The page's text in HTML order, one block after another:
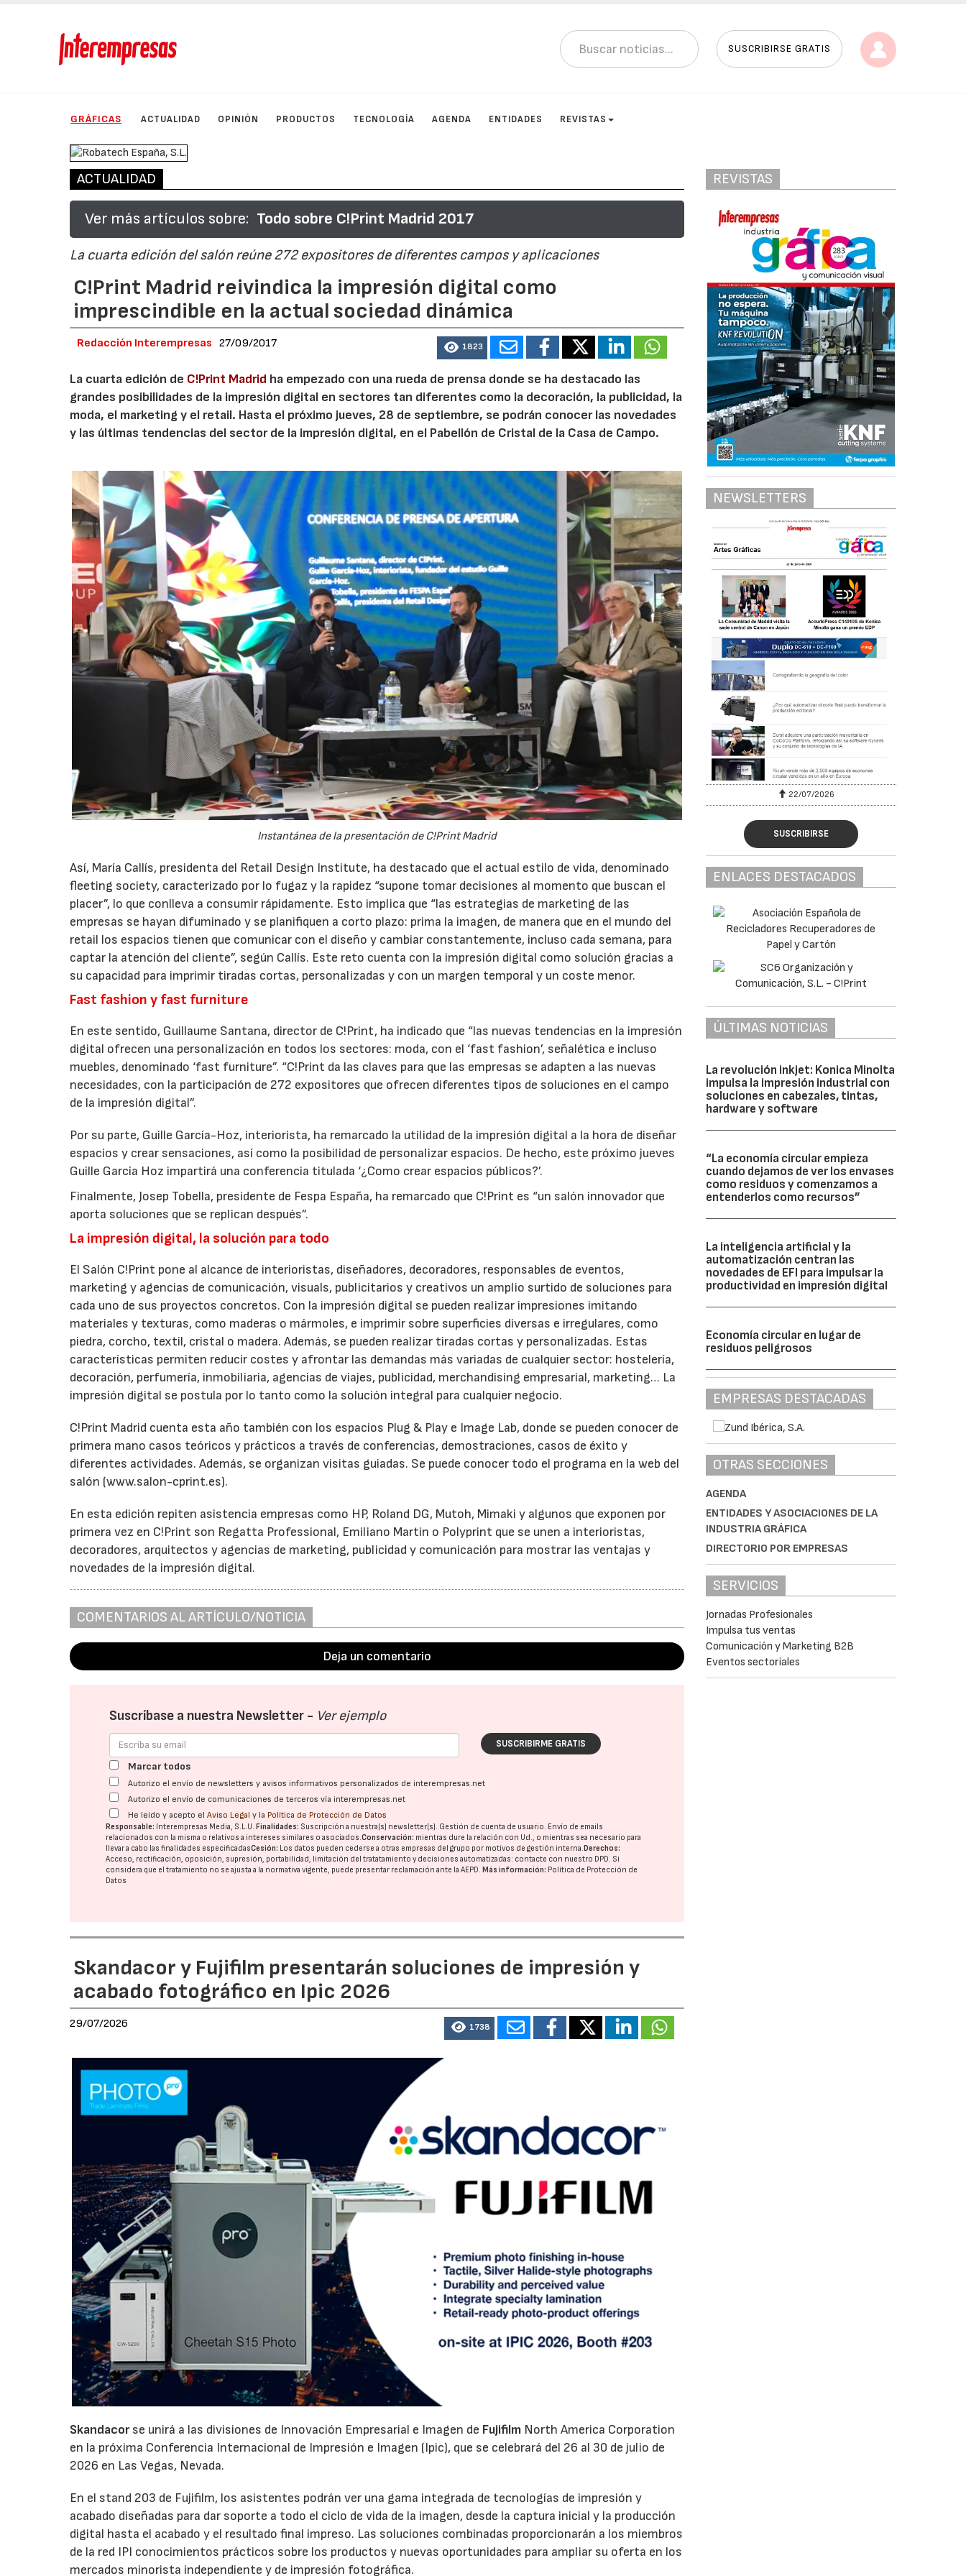
SUSCRIBIRSE GRATIS
GRÁFICAS ACTUALIDAD OPINIÓN PRODUCTOS TECNOLOGÍA AGENDA ENTIDADES REVISTAS
ACTUALIDAD
Ver más artículos sobre: Todo sobre C!Print Madrid 2017
La cuarta edición del salón reúne 272 expositores de diferentes campos y aplicaciones
C!Print Madrid reivindica la impresión digital como
imprescindible en la actual sociedad dinámica
Redacción Interempresas 27/09/2017 1823
La cuarta edición de C!Print Madrid ha empezado con una rueda de prensa donde se ha destacado las
grandes posibilidades de la impresión digital en sectores tan diferentes como la decoración, la publicidad, la
moda, el marketing y el retail. Hasta el próximo jueves, 28 de septiembre, se podrán conocer las novedades
y las últimas tendencias del sector de la impresión digital, en el Pabellón de Cristal de la Casa de Campo.
Instantánea de la presentación de C!Print Madrid
Así, María Callís, presidenta del Retail Design Institute, ha destacado que el actual estilo de vida, denominado
fleeting society, caracterizado por lo fugaz y la rapidez “supone tomar decisiones al momento que buscan el
placer”, lo que conlleva a consumir rápidamente. Esto implica que “las estrategias de marketing de las
empresas se hayan difuminado y se planifiquen a corto plazo: prima la imagen, de manera que en el mundo del
retail los espacios tienen que comunicar con el diseño y cambiar constantemente, incluso cada semana, para
captar la atención del cliente”, según Callís. Este reto cuenta con la impresión digital como solución gracias a
su capacidad para imprimir tiradas cortas, personalizadas y con un margen temporal y un coste menor.
Fast fashion y fast furniture
En este sentido, Guillaume Santana, director de C!Print, ha indicado que “las nuevas tendencias en la impresión
digital ofrecen una personalización en todos los sectores: moda, con el ‘fast fashion’, señalética e incluso
muebles, denominado ‘fast furniture”. “C!Print da las claves para que las empresas se adapten a las nuevas
necesidades, con la participación de 272 expositores que ofrecen diferentes tipos de soluciones en el campo
de la impresión digital”.
Por su parte, Guille García-Hoz, interiorista, ha remarcado la utilidad de la impresión digital a la hora de diseñar
espacios y crear sensaciones, así como la posibilidad de personalizar espacios. De hecho, este próximo jueves
Guille García Hoz impartirá una conferencia titulada ‘¿Como crear espacios públicos?’.
Finalmente, Josep Tobella, presidente de Fespa España, ha remarcado que C!Print es “un salón innovador que
aporta soluciones que se replican después”.
La impresión digital, la solución para todo
El Salón C!Print pone al alcance de interioristas, diseñadores, decoradores, responsables de eventos,
marketing y agencias de comunicación, visuals, publicitarios y creativos un amplio surtido de soluciones para
cada uno de sus proyectos concretos. Con la impresión digital se pueden realizar impresiones imitando
materiales y texturas, como maderas o mármoles, e imprimir sobre superficies diversas e irregulares, como
piedra, corcho, textil, cristal o madera. Además, se pueden realizar tiradas cortas y personalizadas. Estas
características permiten reducir costes y afrontar las demandas más variadas de cualquier sector: hostelería,
decoración, perfumería, inmobiliaria, agencias de viajes, publicidad, merchandising empresarial, marketing… La
impresión digital se postula por lo tanto como la solución integral para cualquier negocio.
C!Print Madrid cuenta esta año también con los espacios Plug & Play e Image Lab, donde se pueden conocer de
primera mano casos teóricos y prácticos a través de conferencias, demostraciones, casos de éxito y
diferentes actividades. Además, se organizan visitas guiadas. Se puede conocer todo el programa en la web del
salón (www.salon-cprint.es).
En esta edición repiten asistencia empresas como HP, Roland DG, Mutoh, Mimaki y algunos que exponen por
primera vez en C!Print son Regatta Professional, Emiliano Martin o Polyprint que se unen a interioristas,
decoradores, arquitectos y agencias de marketing, publicidad y comunicación para mostrar las ventajas y
novedades de la impresión digital.
COMENTARIOS AL ARTÍCULO/NOTICIA
Deja un comentario
Suscríbase a nuestra Newsletter - Ver ejemplo
SUSCRIBIRME GRATIS
Marcar todos
Autorizo el envío de newsletters y avisos informativos personalizados de interempresas.net
Autorizo el envío de comunicaciones de terceros vía interempresas.net
He leído y acepto elAviso Legal y la Política de Protección de Datos
Responsable: Interempresas Media, S.L.U.Finalidades: Suscripción a nuestra(s) newsletter(s). Gestión de cuenta de usuario. Envío de emails
relacionados con la misma o relativos a intereses similares o asociados.Conservación: mientras dure la relación con Ud., o mientras sea necesario para
llevar a cabo las finalidades especificadasCesión: Los datos pueden cederse a otras empresas del grupo por motivos de gestión interna.Derechos:
Acceso, rectificación, oposición, supresión, portabilidad, limitación del tratatamiento y decisiones automatizadas: contacte con nuestro DPD. Si
considera que el tratamiento no se ajusta a la normativa vigente, puede presentar reclamación ante laAEPD.Más información: Política de Protección de
Datos
Skandacor y Fujifilm presentarán soluciones de impresión y
acabado fotográfico en Ipic 2026
29/07/2026 1738
Skandacorse unirá a las divisiones de Innovación Empresarial e Imagen de Fujifilm North America Corporation
en la próxima Conferencia Internacional de Impresión e Imagen (Ipic), que se celebrará del 26 al 30 de julio de
2026 en Las Vegas, Nevada.
En el stand 203 de Fujifilm, los asistentes podrán ver una gama integrada de tecnologías de impresión y
acabado diseñadas para dar soporte a todo el ciclo de vida de la imagen, desde la captura inicial y la producción
digital hasta el acabado y el resultado final impreso. Las soluciones combinadas proporcionarán a los miembros
de la red IPI conocimientos prácticos sobre los productos y nuevas oportunidades para ampliar su oferta en los
mercados minorista independiente y de impresión fotográfica.
REVISTAS
NEWSLETTERS
22/07/2026 29/07/2026 22/07/2026
SUSCRIBIRSE
ENLACES DESTACADOS
ÚLTIMAS NOTICIAS
La revolución inkjet: Konica Minolta
impulsa la impresión industrial con
soluciones en cabezales, tintas,
hardware y software
“La economía circular empieza
cuando dejamos de ver los envases
como residuos y comenzamos a
entenderlos como recursos”
La inteligencia artificial y la
automatización centran las
novedades de EFI para impulsar la
productividad en impresión digital
Economía circular en lugar de
residuos peligrosos
EMPRESAS DESTACADAS
OTRAS SECCIONES
AGENDA
ENTIDADES Y ASOCIACIONES DE LA
INDUSTRIA GRÁFICA
DIRECTORIO POR EMPRESAS
SERVICIOS
Jornadas Profesionales
Impulsa tus ventas
Comunicación y Marketing B2B
Eventos sectoriales